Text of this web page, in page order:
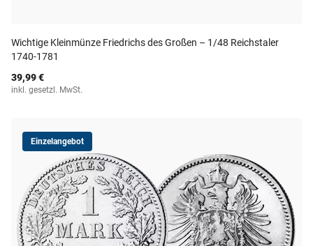
Wichtige Kleinmünze Friedrichs des Großen – 1/48 Reichstaler
1740-1781
39,99 €
inkl. gesetzl. MwSt.
Einzelangebot